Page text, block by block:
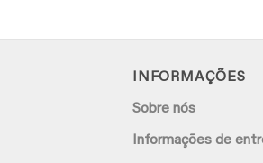
INFORMAÇÕES
Sobre nós
Informações de